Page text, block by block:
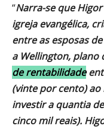
“Narra-se que
igreja evangélica,
entre as esposas
a Wellington, plano
de rentabilidade
(vinte por cento)
investir a quantia
cinco mil reais).